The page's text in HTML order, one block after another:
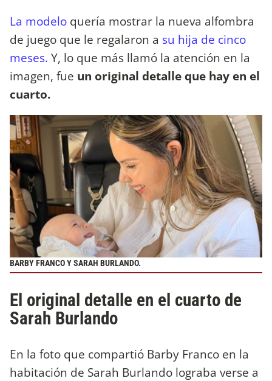
La modelo quería mostrar la nueva alfombra
de juego que le regalaron a su hija de cinco
meses. Y, lo que más llamó la atención en la
imagen, fue un original detalle que hay en el
cuarto.
BARBY FRANCO Y SARAH BURLANDO.
El original detalle en el cuarto de
Sarah Burlando
En la foto que compartió Barby Franco en la
habitación de Sarah Burlando lograba verse a